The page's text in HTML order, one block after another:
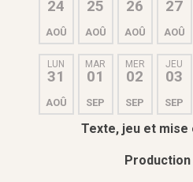
24
AOÛ
25
AOÛ
26
AOÛ
27
AOÛ
LUN
31
AOÛ
MAR
01
SEP
MER
02
SEP
JEU
03
SEP
Texte, jeu et mise
Production